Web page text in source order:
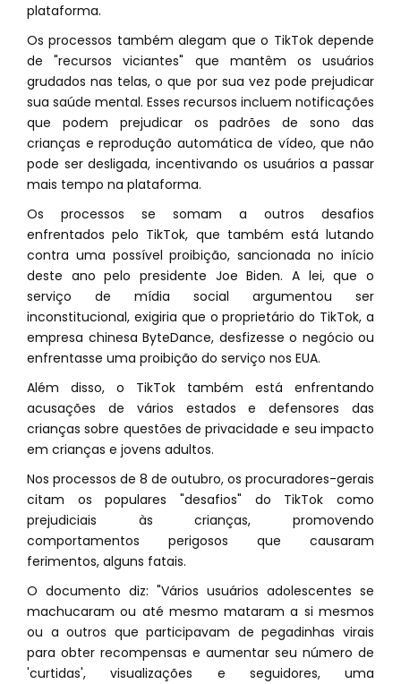
plataforma.
Os processos também alegam que o TikTok depende
de "recursos viciantes" que mantêm os usuários
grudados nas telas, o que por sua vez pode prejudicar
sua saúde mental. Esses recursos incluem notificações
que podem prejudicar os padrões de sono das
crianças e reprodução automática de vídeo, que não
pode ser desligada, incentivando os usuários a passar
mais tempo na plataforma.
Os processos se somam a outros desafios
enfrentados pelo TikTok, que também está lutando
contra uma possível proibição, sancionada no início
deste ano pelo presidente Joe Biden. A lei, que o
serviço de mídia social argumentou ser
inconstitucional, exigiria que o proprietário do TikTok, a
empresa chinesa ByteDance, desfizesse o negócio ou
enfrentasse uma proibição do serviço nos EUA.
Além disso, o TikTok também está enfrentando
acusações de vários estados e defensores das
crianças sobre questões de privacidade e seu impacto
em crianças e jovens adultos.
Nos processos de 8 de outubro, os procuradores-gerais
citam os populares "desafios" do TikTok como
prejudiciais às crianças, promovendo
comportamentos perigosos que causaram
ferimentos, alguns fatais.
O documento diz: "Vários usuários adolescentes se
machucaram ou até mesmo mataram a si mesmos
ou a outros que participavam de pegadinhas virais
para obter recompensas e aumentar seu número de
'curtidas', visualizações e seguidores, uma